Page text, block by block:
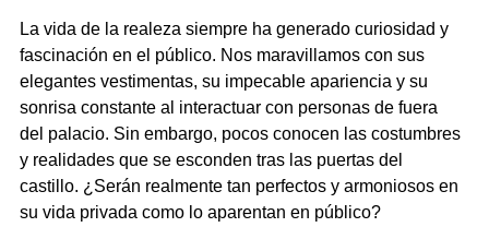
La vida de la realeza siempre ha generado curiosidad y
fascinación en el público. Nos maravillamos con sus
elegantes vestimentas, su impecable apariencia y su
sonrisa constante al interactuar con personas de fuera
del palacio. Sin embargo, pocos conocen las costumbres
y realidades que se esconden tras las puertas del
castillo. ¿Serán realmente tan perfectos y armoniosos en
su vida privada como lo aparentan en público?